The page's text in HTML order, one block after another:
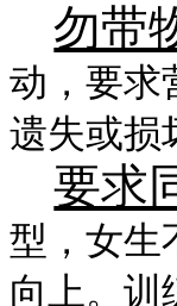
勿带
动，要求
遗失或损
要求
型，女生
向上。训